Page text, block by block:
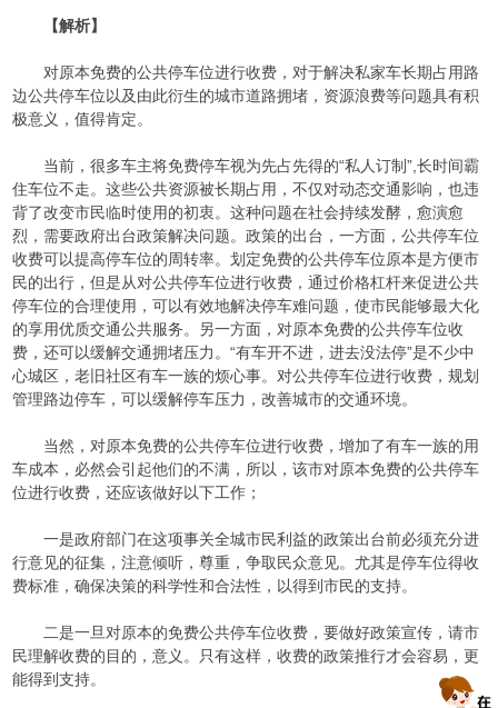
【解析】
对原本免费的公共停车位进行收费，对于解决私家车长期占用路
边公共停车位以及由此衍生的城市道路拥堵，资源浪费等问题具有积
极意义，值得肯定。
当前，很多车主将免费停车视为先占先得的“私人订制”,长时间霸
住车位不走。这些公共资源被长期占用，不仅对动态交通影响，也违
背了改变市民临时使用的初衷。这种问题在社会持续发酵，愈演愈
烈，需要政府出台政策解决问题。政策的出台，一方面，公共停车位
收费可以提高停车位的周转率。划定免费的公共停车位原本是方便市
民的出行，但是从对公共停车位进行收费，通过价格杠杆来促进公共
停车位的合理使用，可以有效地解决停车难问题，使市民能够最大化
的享用优质交通公共服务。另一方面，对原本免费的公共停车位收
费，还可以缓解交通拥堵压力。“有车开不进，进去没法停”是不少中
心城区，老旧社区有车一族的烦心事。对公共停车位进行收费，规划
管理路边停车，可以缓解停车压力，改善城市的交通环境。
当然，对原本免费的公共停车位进行收费，增加了有车一族的用
车成本，必然会引起他们的不满，所以，该市对原本免费的公共停车
位进行收费，还应该做好以下工作；
一是政府部门在这项事关全城市民利益的政策出台前必须充分进
行意见的征集，注意倾听，尊重，争取民众意见。尤其是停车位得收
费标准，确保决策的科学性和合法性，以得到市民的支持。
二是一旦对原本的免费公共停车位收费，要做好政策宣传，请市
民理解收费的目的，意义。只有这样，收费的政策推行才会容易，更
能得到支持。